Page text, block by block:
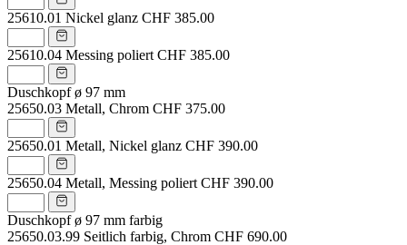
25610.01 Nickel glanz CHF 385.00
25610.04 Messing poliert CHF 385.00
Duschkopf ø 97 mm
25650.03 Metall, Chrom CHF 375.00
25650.01 Metall, Nickel glanz CHF 390.00
25650.04 Metall, Messing poliert CHF 390.00
Duschkopf ø 97 mm farbig
25650.03.99 Seitlich farbig, Chrom CHF 690.00